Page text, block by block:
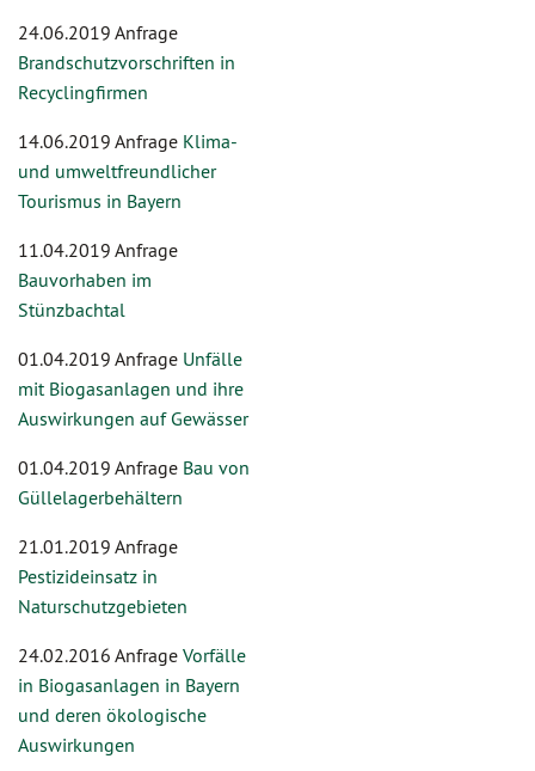
24.06.2019 Anfrage
Brandschutzvorschriften in
Recyclingfirmen
14.06.2019 Anfrage Klima-
und umweltfreundlicher
Tourismus in Bayern
11.04.2019 Anfrage
Bauvorhaben im
Stünzbachtal
01.04.2019 Anfrage Unfälle
mit Biogasanlagen und ihre
Auswirkungen auf Gewässer
01.04.2019 Anfrage Bau von
Güllelagerbehältern
21.01.2019 Anfrage
Pestizideinsatz in
Naturschutzgebieten
24.02.2016 Anfrage Vorfälle
in Biogasanlagen in Bayern
und deren ökologische
Auswirkungen